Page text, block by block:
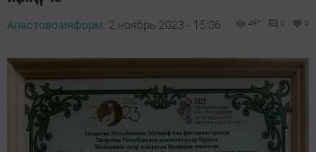
Апастово-информ, 2 ноябрь 2023 - 15:06 497 0 0